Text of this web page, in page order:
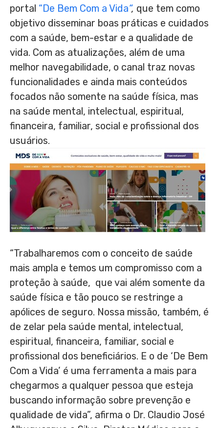
portal “De Bem Com a Vida“, que tem como
objetivo disseminar boas práticas e cuidados
com a saúde, bem-estar e a qualidade de
vida. Com as atualizações, além de uma
melhor navegabilidade, o canal traz novas
funcionalidades e ainda mais conteúdos
focados não somente na saúde física, mas
na saúde mental, intelectual, espiritual,
financeira, familiar, social e profissional dos
usuários.
“Trabalharemos com o conceito de saúde
mais ampla e temos um compromisso com a
proteção à saúde, que vai além somente da
saúde física e tão pouco se restringe a
apólices de seguro. Nossa missão, também, é
de zelar pela saúde mental, intelectual,
espiritual, financeira, familiar, social e
profissional dos beneficiários. E o de ‘De Bem
Com a Vida’ é uma ferramenta a mais para
chegarmos a qualquer pessoa que esteja
buscando informação sobre prevenção e
qualidade de vida”, afirma o Dr. Claudio José